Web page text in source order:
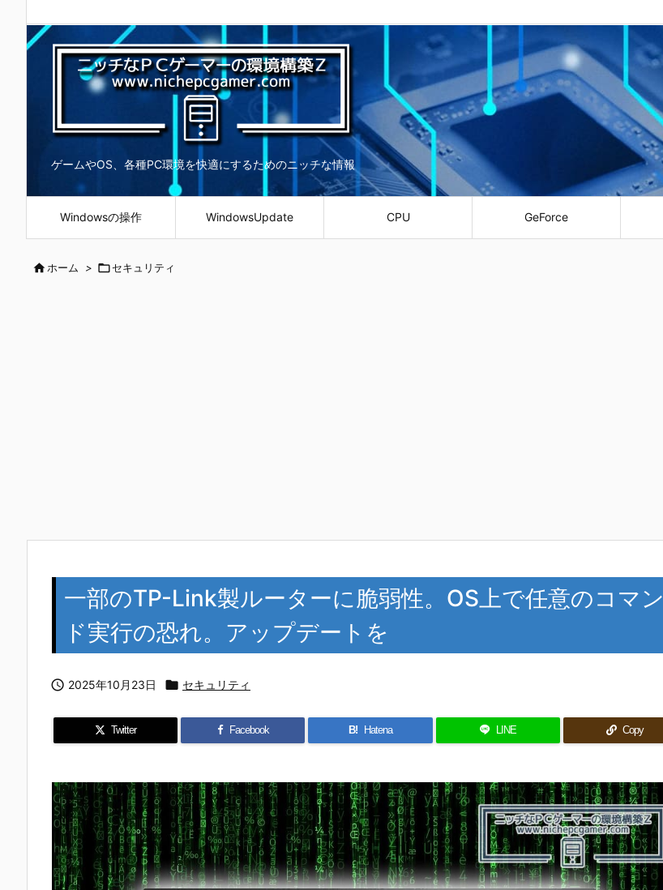
ゲームやOS、各種PC環境を快適にするためのニッチな情報
Windowsの操作 WindowsUpdate CPU GeForce
ホーム > セキュリティ
一部のTP-Link製ルーターに脆弱性。OS上で任意のコマン
ド実行の恐れ。アップデートを
 2025年10月23日  セキュリティ
Twitter Facebook B! Hatena LINE Copy